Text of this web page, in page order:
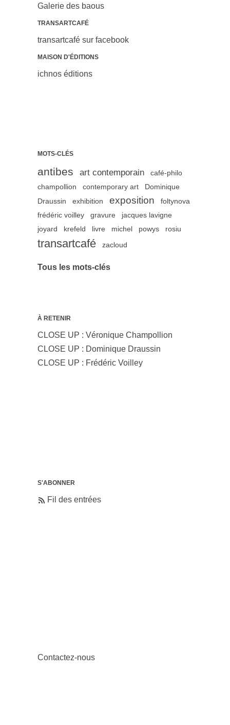
Galerie des baous
TRANSARTCAFÉ
transartcafé sur facebook
MAISON D'ÉDITIONS
ichnos éditions
MOTS-CLÉS
antibes art contemporain
café-philo
champollion
contemporary art
Dominique
Draussin
exhibition exposition
foltynova
frédéric voilley
gravure
jacques lavigne
joyard
krefeld livre michel powys rosiu
transartcafé zacloud
Tous les mots-clés
À RETENIR
CLOSE UP : Véronique Champollion
CLOSE UP : Dominique Draussin
CLOSE UP : Frédéric Voilley
S'ABONNER
Fil des entrées
Contactez-nous